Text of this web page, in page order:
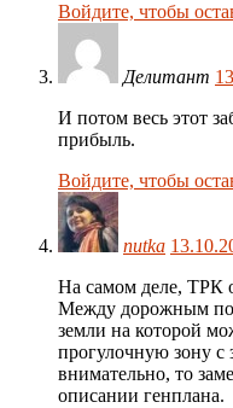
Войдите, чтобы
Делитант
И потом весь этот
прибыль.
Войдите, чтобы
nutka
На самом деле, ТРК
Между дорожным
земли на которой
прогулочную зону
внимательно, то
описании генплана.